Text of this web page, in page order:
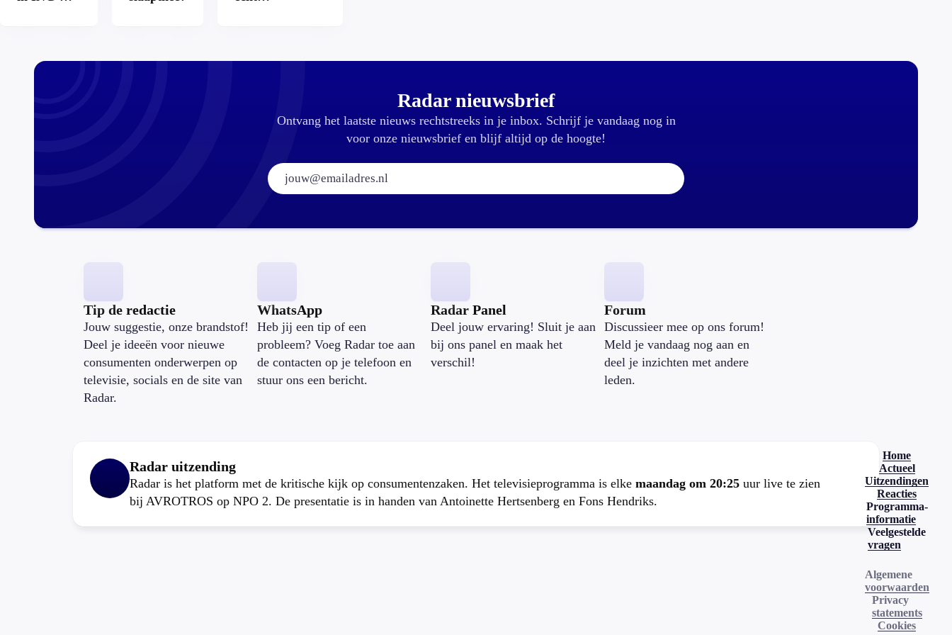
Radar nieuwsbrief
Ontvang het laatste nieuws rechtstreeks in je inbox. Schrijf je vandaag nog in
voor onze nieuwsbrief en blijf altijd op de hoogte!
E-mailadres:
Tip de redactie
Jouw suggestie, onze brandstof!
Deel je ideeën voor nieuwe
consumenten onderwerpen op
televisie, socials en de site van
Radar.
WhatsApp
Heb jij een tip of een
probleem? Voeg Radar toe aan
de contacten op je telefoon en
stuur ons een bericht.
Radar Panel
Deel jouw ervaring! Sluit je aan
bij ons panel en maak het
verschil!
Forum
Discussieer mee op ons forum!
Meld je vandaag nog aan en
deel je inzichten met andere
leden.
Radar uitzending
Radar is het platform met de kritische kijk op consumentenzaken. Het televisieprogramma is elke maandag om 20:25 uur live te zien
bij AVROTROS op NPO 2. De presentatie is in handen van Antoinette Hertsenberg en Fons Hendriks.
Home
Actueel
Uitzendingen
Reacties
Programma-
informatie
Veelgestelde
vragen
Algemene
voorwaarden
Privacy
statements
Cookies